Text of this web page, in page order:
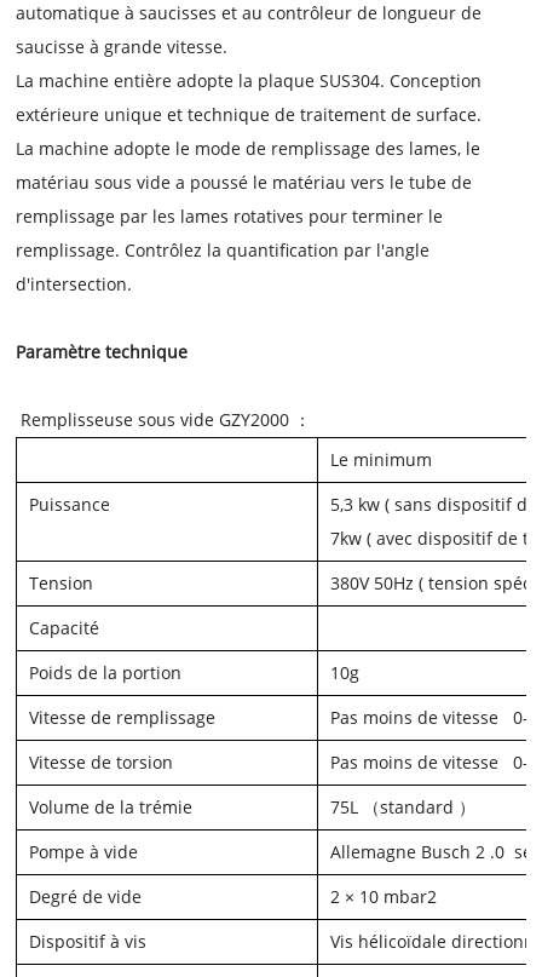
automatique à saucisses et au contrôleur de longueur de
saucisse à grande vitesse.
La machine entière adopte la plaque SUS304. Conception
extérieure unique et technique de traitement de surface.
La machine adopte le mode de remplissage des lames, le
matériau sous vide a poussé le matériau vers le tube de
remplissage par les lames rotatives pour terminer le
remplissage. Contrôlez la quantification par l'angle
d'intersection.
Paramètre technique
Remplisseuse sous vide GZY2000 ：
Le minimum
Puissance
5,3 kw(sans dispositif
7kw(avec dispositif de
Tension
380V 50Hz (tension
Capacité
Poids de la portion
10g
Vitesse de remplissage
Pas moins de vitesse
0-
Vitesse de torsion
Pas moins de vitesse
0-
Volume de la trémie
75L （standard ）
Pompe à vide
Allemagne Busch 2 .0
Degré de vide
2 × 10 mbar2
Dispositif à vis
Vis hélicoïdale